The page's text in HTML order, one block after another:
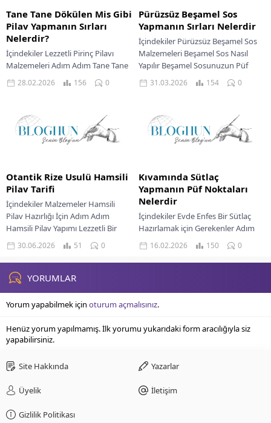
Tane Tane Dökülen Mis Gibi
Pilav Yapmanın Sırları
Nelerdir?
İçindekiler Lezzetli Pirinç Pilavı
Malzemeleri Adım Adım Tane Tane
Pilav Yapılışı Pilavın Püf Noktaları
Servis İçin Öneriler Sofralarımızın
28.02.2026 156 0
Pürüzsüz Beşamel Sos
Yapmanın Sırları Nelerdir
İçindekiler Pürüzsüz Beşamel Sos
Malzemeleri Beşamel Sos Nasıl
Yapılır Beşamel Sosunuzun Püf
Noktaları Beşamel Sosu Servis
Önerileri Merhaba mutfak
31.03.2026 154 0
Otantik Rize Usulü Hamsili
Pilav Tarifi
İçindekiler Malzemeler Hamsili
Pilav Hazırlığı İçin Adım Adım
Hamsili Pilav Yapımı Lezzetli Bir
Pilav İçin Püf Noktaları Otantik
Lezzet İçin...
30.06.2026 51 0
Kıvamında Sütlaç
Yapmanın Püf Noktaları
Nelerdir
İçindekiler Evde Enfes Bir Sütlaç
Hazırlamak için Gerekenler Adım
Adım Kıvamında Sütlaç Yapmanın
Sırları Sütlaç Yapımında Lezzeti
Zirveye Taşıyan İnce...
16.02.2026 150 0
YORUMLAR
Yorum yapabilmek için oturum açmalısınız.
Henüz yorum yapılmamış. İlk yorumu yukarıdaki form aracılığıyla siz
yapabilirsiniz.
Site Hakkında Yazarlar
Üyelik İletişim
Gizlilik Politikası